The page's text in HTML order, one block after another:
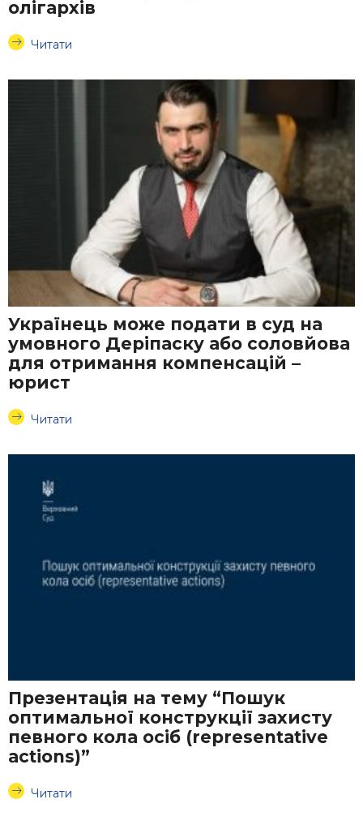
олігархів
Читати
Українець може подати в суд на
умовного Деріпаску або соловйова
для отримання компенсацій –
юрист
Читати
Презентація на тему “Пошук
оптимальної конструкції захисту
певного кола осіб (representative
actions)”
Читати